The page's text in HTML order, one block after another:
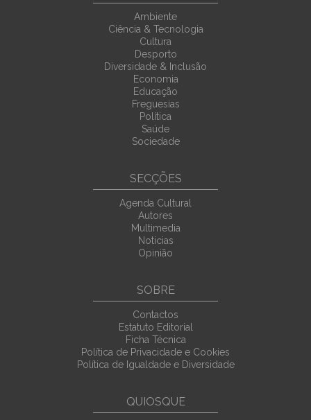
Ambiente
Ciência & Tecnologia
Cultura
Desporto
Diversidade & Inclusão
Economia
Educação
Freguesias
Política
Saúde
Sociedade
SECÇÕES
Agenda Cultural
Autores
Multimedia
Noticias
Opinião
SOBRE
Contactos
Estatuto Editorial
Ficha Técnica
Política de Privacidade e Cookies
Política de Igualdade e Diversidade
QUIOSQUE